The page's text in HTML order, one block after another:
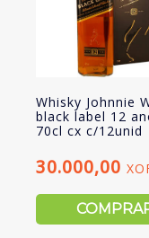
Whisky Johnnie
black label 12
70cl cx c/12unid
30.000,00